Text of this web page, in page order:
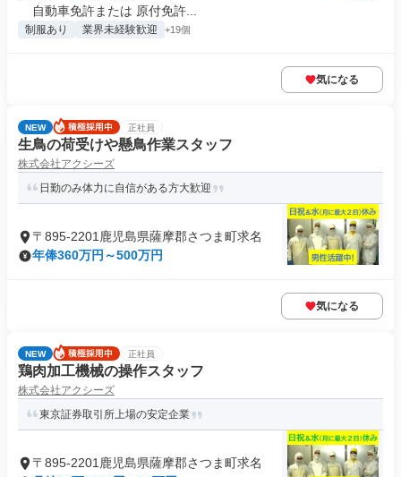
自動車免許または 原付免許...
制服あり 業界未経験歓迎 +19個
気になる
NEW 正社員
生鳥の荷受けや懸鳥作業スタッフ
株式会社アクシーズ
日勤のみ体力に自信がある方大歓迎
〒895-2201鹿児島県薩摩郡さつま町求名
年俸360万円～500万円
気になる
NEW 正社員
鶏肉加工機械の操作スタッフ
株式会社アクシーズ
東京証券取引所上場の安定企業
〒895-2201鹿児島県薩摩郡さつま町求名